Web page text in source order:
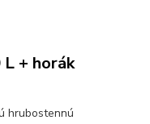
+ horák
hrubostennú